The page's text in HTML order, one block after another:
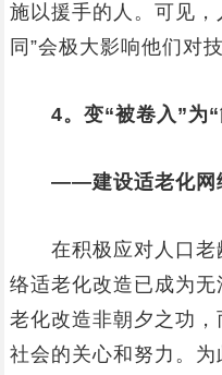
施以援手的人。可见，
同”会极大影响他们对
4。变“被卷入”为
——建设适老化网
在积极应对人口老
络适老化改造已成为
老化改造非朝夕之功
社会的关心和努力。